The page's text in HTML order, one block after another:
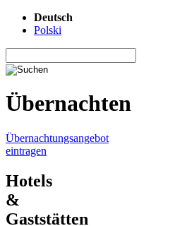
Deutsch
Polski
Übernachten
Übernachtungsangebot
eintragen
Hotels
&
Gaststätten